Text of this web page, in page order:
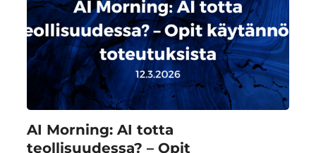
AI Morning: AI totta
teollisuudessa? – Opit